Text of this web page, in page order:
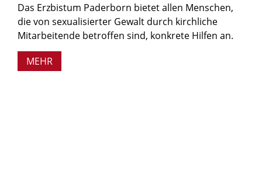
Das Erzbistum Paderborn bietet allen Menschen,
die von sexualisierter Gewalt durch kirchliche
Mitarbeitende betroffen sind, konkrete Hilfen an.
MEHR